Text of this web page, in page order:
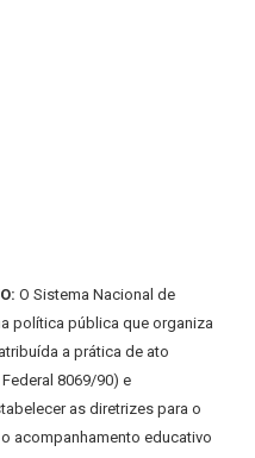
O Sistema Nacional de
política pública que organiza
a prática de ato
8069/90) e
as diretrizes para o
acompanhamento educativo